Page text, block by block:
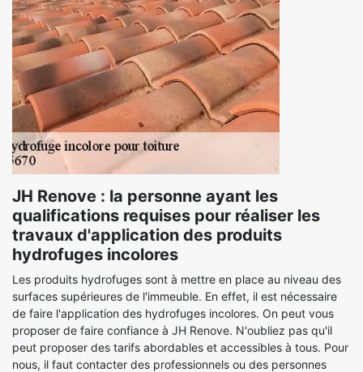
JH Renove : la personne ayant les
qualifications requises pour réaliser les
travaux d'application des produits
hydrofuges incolores
Les produits hydrofuges sont à mettre en place au niveau des
surfaces supérieures de l'immeuble. En effet, il est nécessaire
de faire l'application des hydrofuges incolores. On peut vous
proposer de faire confiance à JH Renove. N'oubliez pas qu'il
peut proposer des tarifs abordables et accessibles à tous. Pour
nous, il faut contacter des professionnels ou des personnes